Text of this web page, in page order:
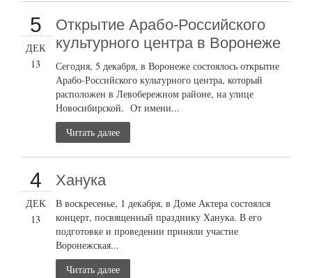
5
ДЕК
13
Открытие Арабо-Российского
культурного центра в Воронеже
Сегодня, 5 декабря, в Воронеже состоялось открытие
Арабо-Российского культурного центра, который
расположен в Левобережном районе, на улице
Новосибирской. От имени...
Читать далее
4
ДЕК
13
Ханука
В воскресенье, 1 декабря, в Доме Актера состоялся
концерт, посвященный празднику Ханука. В его
подготовке и проведении приняли участие
Воронежская...
Читать далее